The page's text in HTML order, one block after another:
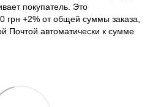
покупатель. Это
грн +2% от общей суммы заказа,
Почтой автоматически к сумме